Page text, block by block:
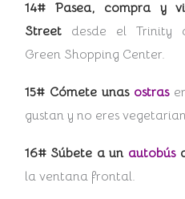
14# Pasea, compra y
Street desde el Trinity
Green Shopping Center.
15# Cómete unas ostras
gustan y no eres
16# Súbete a un autobús
la ventana frontal.